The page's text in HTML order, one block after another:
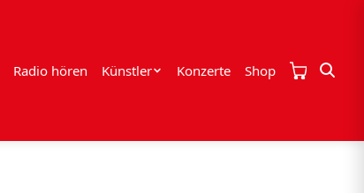
Radio hören Künstler Konzerte Shop